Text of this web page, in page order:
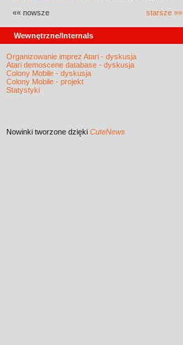
«« nowsze starsze »»
Wewnętrzne/Internals
Organizowanie imprez Atari - dyskusja
Atari demoscene database - dyskusja
Colony Mobile - dyskusja
Colony Mobile - projekt
Statystyki
Nowinki tworzone dzięki CuteNews